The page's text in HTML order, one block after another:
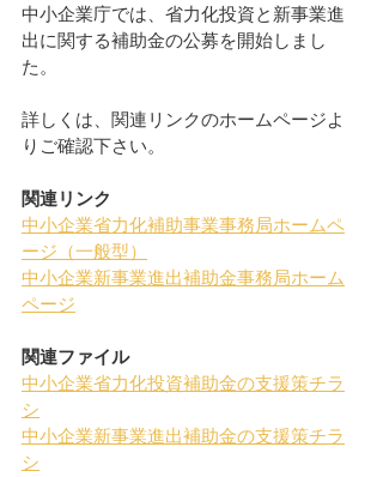
中小企業庁では、省力化投資と新事業進
出に関する補助金の公募を開始しまし
た。
詳しくは、関連リンクのホームページよ
りご確認下さい。
関連リンク
中小企業省力化補助事業事務局ホームペ
ージ（一般型）
中小企業新事業進出補助金事務局ホーム
ページ
関連ファイル
中小企業省力化投資補助金の支援策チラ
シ
中小企業新事業進出補助金の支援策チラ
シ